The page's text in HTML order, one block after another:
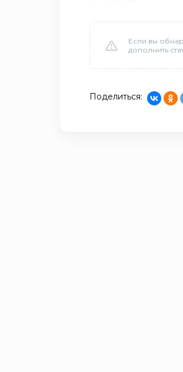
Если вы
дополнить
Поделиться: